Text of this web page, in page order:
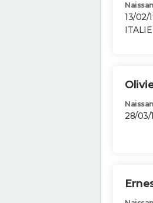
13/02/
ITALIE
28/03/